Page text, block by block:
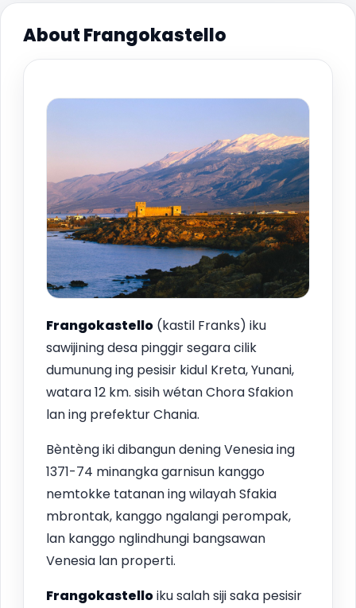
About Frangokastello
Frangokastello (kastil Franks) iku
sawijining desa pinggir segara cilik
dumunung ing pesisir kidul Kreta, Yunani,
watara 12 km. sisih wétan Chora Sfakion
lan ing prefektur Chania.
Bèntèng iki dibangun dening Venesia ing
1371-74 minangka garnisun kanggo
nemtokke tatanan ing wilayah Sfakia
mbrontak, kanggo ngalangi perompak,
lan kanggo nglindhungi bangsawan
Venesia lan properti.
Frangokastelloiku salah siji saka pesisir